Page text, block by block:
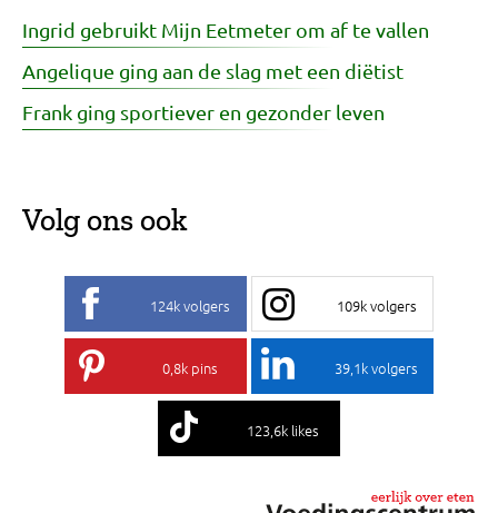
Ingrid gebruikt Mijn Eetmeter om af te vallen
Angelique ging aan de slag met een diëtist
Frank ging sportiever en gezonder leven
Volg ons ook
124k volgers 109k volgers
0,8k pins 39,1k volgers
123,6k likes